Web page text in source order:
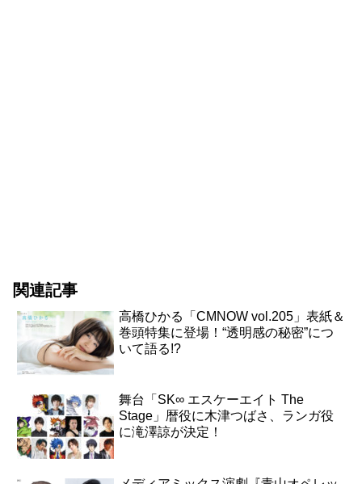
関連記事
高橋ひかる「CMNOW vol.205」表紙＆
巻頭特集に登場！“透明感の秘密”につ
いて語る!?
舞台「SK∞ エスケーエイト The
Stage」暦役に木津つばさ、ランガ役
に滝澤諒が決定！